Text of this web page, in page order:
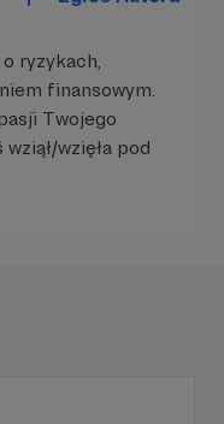
sprzętu do
za darmo...
mamy
ambitne
ryzykach,
finansowym.
Twojego
wzięła pod